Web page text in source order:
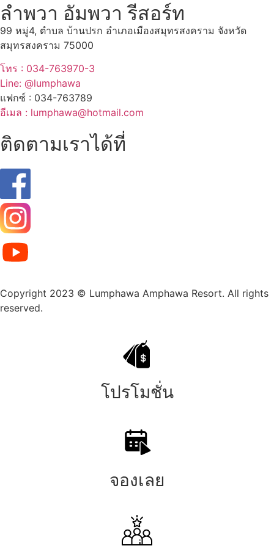
ลำพวา อัมพวา รีสอร์ท
99 หมู่4, ตำบล บ้านปรก อำเภอเมืองสมุทรสงคราม จังหวัด
สมุทรสงคราม 75000
โทร : 034-763970-3
Line: @lumphawa
แฟกซ์ : 034-763789
อีเมล : lumphawa@hotmail.com
ติดตามเราได้ที่
Copyright 2023 © Lumphawa Amphawa Resort. All rights
reserved.
โปรโมชั่น
จองเลย